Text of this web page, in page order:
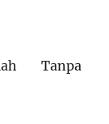
Tanpa